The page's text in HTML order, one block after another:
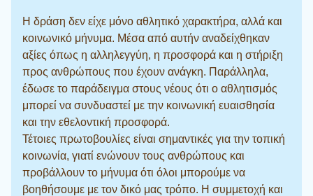
Η δράση δεν είχε μόνο αθλητικό χαρακτήρα, αλλά και
κοινωνικό μήνυμα. Μέσα από αυτήν αναδείχθηκαν
αξίες όπως η αλληλεγγύη, η προσφορά και η στήριξη
προς ανθρώπους που έχουν ανάγκη. Παράλληλα,
έδωσε το παράδειγμα στους νέους ότι ο αθλητισμός
μπορεί να συνδυαστεί με την κοινωνική ευαισθησία
και την εθελοντική προσφορά.
Τέτοιες πρωτοβουλίες είναι σημαντικές για την τοπική
κοινωνία, γιατί ενώνουν τους ανθρώπους και
προβάλλουν το μήνυμα ότι όλοι μπορούμε να
βοηθήσουμε με τον δικό μας τρόπο. Η συμμετοχή και